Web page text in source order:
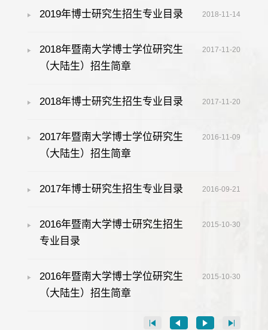
2019年博士研究生招生专业目录 2018-11-14
2018年暨南大学博士学位研究生
（大陆生）招生简章
2017-11-20
2018年博士研究生招生专业目录 2017-11-20
2017年暨南大学博士学位研究生
（大陆生）招生简章
2016-11-09
2017年博士研究生招生专业目录 2016-09-21
2016年暨南大学博士研究生招生
专业目录
2015-10-30
2016年暨南大学博士学位研究生
（大陆生）招生简章
2015-10-30